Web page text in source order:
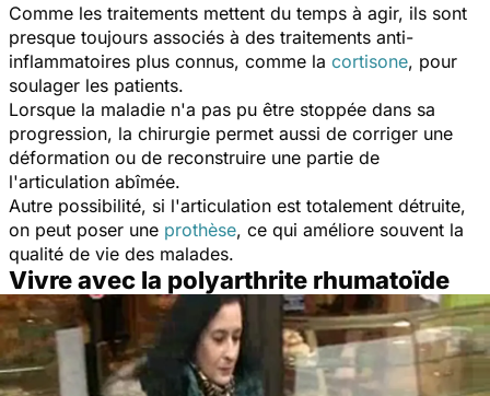
Comme les traitements mettent du temps à agir, ils sont
presque toujours associés à des traitements anti-
inflammatoires plus connus, comme la cortisone, pour
soulager les patients.
Lorsque la maladie n'a pas pu être stoppée dans sa
progression, la chirurgie permet aussi de corriger une
déformation ou de reconstruire une partie de
l'articulation abîmée.
Autre possibilité, si l'articulation est totalement détruite,
on peut poser une prothèse, ce qui améliore souvent la
qualité de vie des malades.
Vivre avec la polyarthrite rhumatoïde